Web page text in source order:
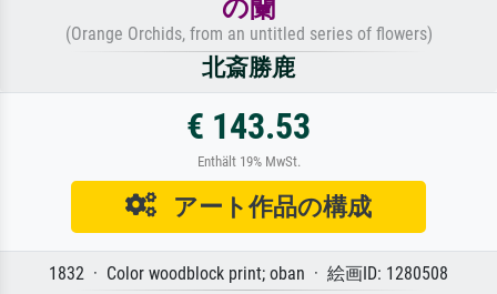
の蘭
(Orange Orchids, from an untitled series of flowers)
北斎勝鹿
€ 143.53
Enthält 19% MwSt.
アート作品の構成
1832 · Color woodblock print; oban · 絵画ID: 1280508